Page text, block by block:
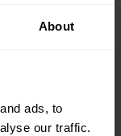
About
ads, to
our traffic.